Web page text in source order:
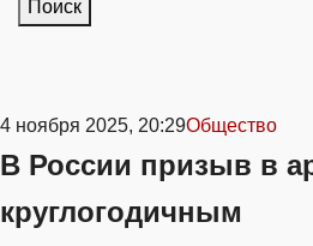
Поиск
4 ноября 2025, 20:29Общество
В России призыв в
круглогодичным